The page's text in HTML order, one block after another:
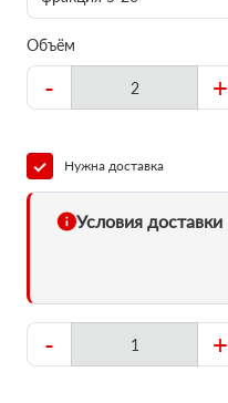
Объём
- +
Нужна доставка
Условия доставки
- +